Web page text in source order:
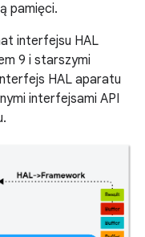
pamięci.
interfejsu HAL
9 i starszymi
HAL aparatu
interfejsami API